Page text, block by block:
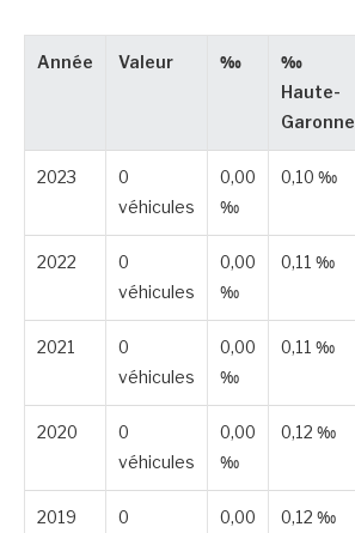
Année Valeur ‰
‰
Haute-
Garonne
2023
0
véhicules
0,00
‰
0,10 ‰
2022
0
véhicules
0,00
‰
0,11 ‰
2021
0
véhicules
0,00
‰
0,11 ‰
2020
0
véhicules
0,00
‰
0,12 ‰
2019
0
0,00
0,12 ‰